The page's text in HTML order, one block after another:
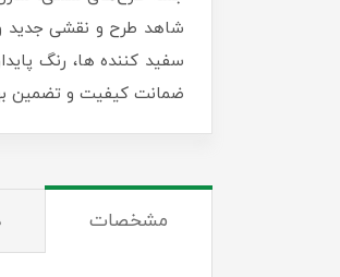
شاهد طرح و نقشی جدید و
سفید کننده ها، رنگ
ضمانت کیفیت و تضمین
مشخصات